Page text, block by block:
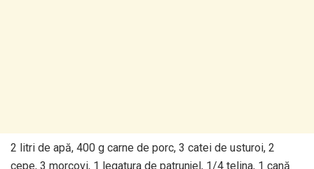
2 litri de apă, 400 g carne de porc, 3 catei de usturoi, 2
cepe, 3 morcovi, 1 legatura de patrunjel, 1/4 telina, 1 cană